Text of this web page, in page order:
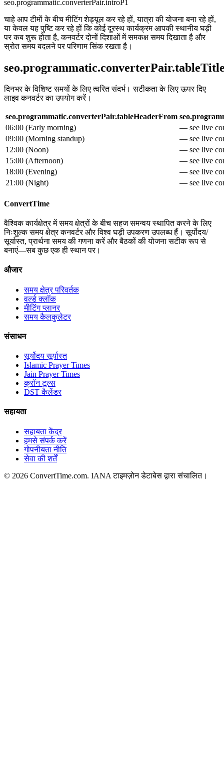
seo.programmatic.converterPair.introP1
चाहे आप टीमों के बीच मीटिंग शेड्यूल कर रहे हों, यात्रा की योजना बना रहे हों,
या केवल यह पुष्टि कर रहे हों कि कोई दूरस्थ कार्यक्रम आपकी स्थानीय घड़ी
पर कब शुरू होता है, कनवर्टर दोनों दिशाओं में समकक्ष समय दिखाता है और
स्रोत समय बदलने पर परिणाम सिंक रखता है।
दिनभर के विशिष्ट समयों के लिए त्वरित संदर्भ। सटीकता के लिए ऊपर दिए
लाइव कनवर्टर का उपयोग करें।
seo.programmatic.converterPair.tableHeaderFrom
06:00 (Early morning)
— see live
09:00 (Morning standup)
— see live
12:00 (Noon)
— see live
15:00 (Afternoon)
— see live
18:00 (Evening)
— see live
21:00 (Night) — see live
ConvertTime
वैश्विक कार्यक्षेत्र में समय क्षेत्रों के बीच सहज समन्वय स्थापित करने के लिए
निःशुल्क समय क्षेत्र कनवर्टर और विश्व घड़ी उपकरण उपलब्ध हैं। सूर्योदय/
सूर्यास्त, प्रार्थना समय की गणना करें और बैठकों की योजना सटीक रूप से
बनाएं—सब कुछ एक ही स्थान पर।
औजार
समय क्षेत्र परिवर्तक
वर्ल्ड क्लॉक
मीटिंग प्लानर
समय कैलकुलेटर
संसाधन
सूर्योदय सूर्यास्त
Islamic Prayer Times
Jain Prayer Times
क्रॉन टूल्स
DST कैलेंडर
सहायता
सहायता केंद्र
हमसे संपर्क करें
गोपनीयता नीति
सेवा की शर्तें
© 2026 ConvertTime.com. IANA टाइमज़ोन डेटाबेस द्वारा संचालित।